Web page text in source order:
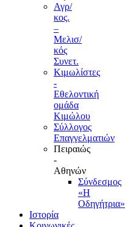
Αγρ/
κος.
–
Μελισ/
κός
Συνετ.
Κιμωλίστες
-
Εθελοντική
ομάδα
Κιμώλου
Σύλλογος
Επαγγελματιών
Πειραιώς
-
Αθηνών
Σύνδεσμος
«Η
Οδηγήτρια»
Ιστορία